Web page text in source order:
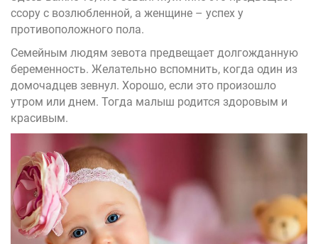
ссору с возлюбленной, а женщине – успех у
противоположного пола.
Семейным людям зевота предвещает долгожданную
беременность. Желательно вспомнить, когда один из
домочадцев зевнул. Хорошо, если это произошло
утром или днем. Тогда малыш родится здоровым и
красивым.